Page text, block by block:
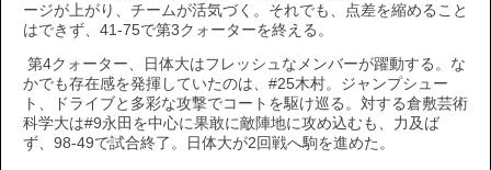
ージが上がり、チームが活気づく。それでも、点差を縮めること
はできず、41-75で第3クォーターを終える。
第4クォーター、日体大はフレッシュなメンバーが躍動する。な
かでも存在感を発揮していたのは、#25木村。ジャンプシュー
ト、ドライブと多彩な攻撃でコートを駆け巡る。対する倉敷芸術
科学大は#9永田を中心に果敢に敵陣地に攻め込むも、力及ば
ず、98-49で試合終了。日体大が2回戦へ駒を進めた。